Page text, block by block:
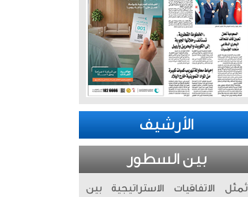
الأرشيف
بين السطور
تُمثّل الاتفاقيات الاستراتيجية بين